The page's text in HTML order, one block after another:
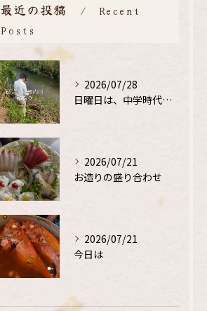
最近の投稿
Recent
Posts
2026/07/28
日曜日は、中学時代の、同級生と鮎釣り
2026/07/21
お造りの盛り合わせ
2026/07/21
今日は